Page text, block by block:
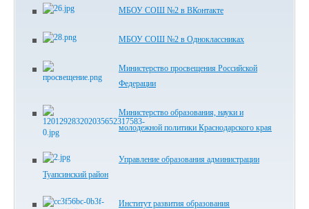
МБОУ СОШ №2 в ВКонтакте
МБОУ СОШ №2 в Одноклассниках
Министерство просвещения Российской
Федерации
Министерство образования, науки и
молодежной политики Краснодарского края
Управление образования администрации
Туапсинский район
Институт развития образования